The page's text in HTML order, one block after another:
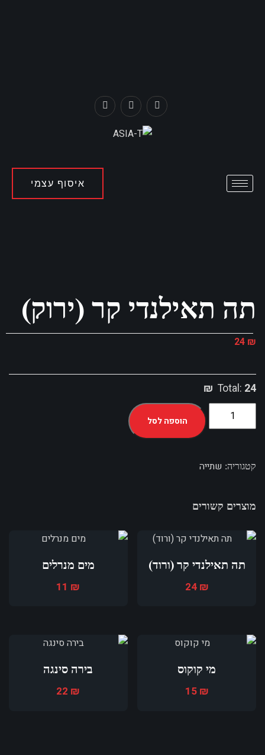
איסוף עצמי
תה תאילנדי קר (ירוק)
24 ₪
Total: 24 ₪
הוספה לסל
קטגוריה: שתייה
מוצרים קשורים
תה תאילנדי קר (ורוד)
24 ₪
מים מנרלים
11 ₪
מי קוקוס
15 ₪
בירה סינגה
22 ₪